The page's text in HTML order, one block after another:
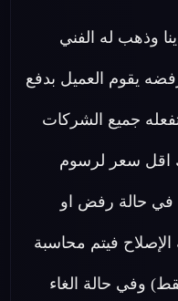
وذهب له الفني
يقوم العميل بدفع
جميع الشركات
اقل سعر لرسوم
في حالة رفض او
فيتم محاسبة
وفي حالة الغاء